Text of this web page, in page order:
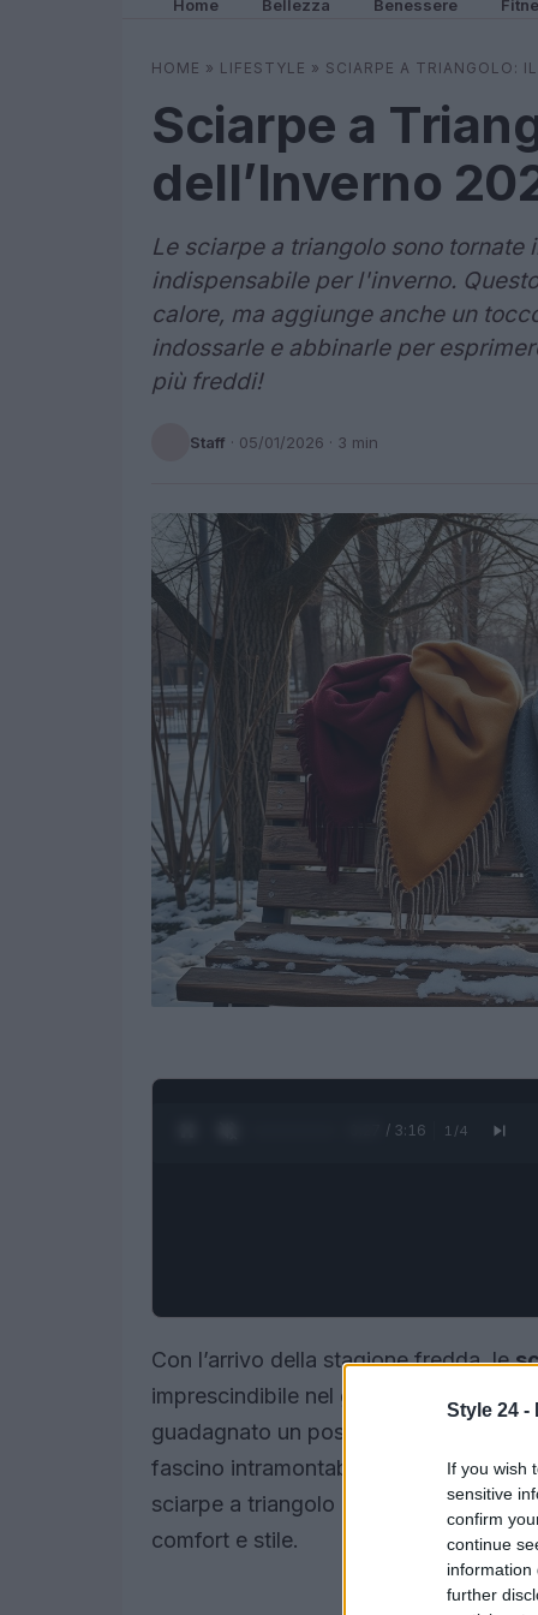
Style 24 -
If you wish
sensitive
confirm
continue
information
further
Home Bellezza Benessere
HOME » LIFESTYLE » SCIARPE A TRIANGOLO:
Sciarpe a
dell’Inverno
Le sciarpe a triangolo sono
indispensabile per l'inverno.
calore, ma aggiunge anche un
indossarle e abbinarle per
più freddi!
Staff · 05/01/2026 · 3 min
0:28 / 3:16 1 /4
Con l’arrivo della stagione fredda, le
imprescindibile nel guardaroba
guadagnato un posto di rilievo tra le
fascino intramontabile. Facili da
sciarpe a triangolo rappresentano
comfort e stile.